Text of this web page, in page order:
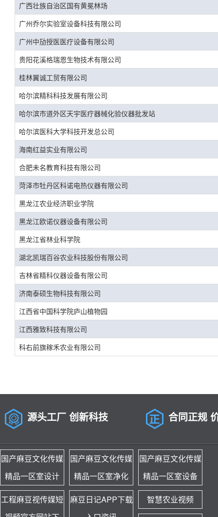
广西壮族自治区国有黄冕林场
广州乔尔实验室设备科技有限公司
广州中劢授医医疗设备有限公司
贵阳花溪格瑞恩生物技术有限公司
桂林翼诚工贸有限公司
哈尔滨精科科技发展有限公司
哈尔滨市道外区天宇医疗器械化验仪器批发站
哈尔滨医科大学科技开发总公司
海南红益实业有限公司
合肥未名教育科技有限公司
菏泽市牡丹区科诺电热仪器有限公司
黑龙江农业经济职业学院
黑龙江欧诺仪器设备有限公司
黑龙江省林业科学院
湖北凯瑞百谷农业科技股份有限公司
吉林省精科仪器设备有限公司
济南泰硕生物科技有限公司
江西省中国科学院庐山植物园
江西雅致科技有限公司
科右前旗稼禾农业有限公司
源头工厂 创新科技 合同正规
国产麻豆文化传媒
精品一区室设计
国产麻豆文化传媒
精品一区室净化
国产麻豆文化传媒
精品一区室设备
工程麻豆视传媒短
麻豆日记APP下载
智慧农业视频